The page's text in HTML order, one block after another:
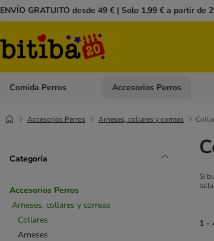
ENVÍO GRATUITO desde 49 € | Solo 1,99 € a partir de
Comida Perros Menú de categoria abierto:
Accesorios Perros
Accesorios Perros Arneses, collares y correas
Categoría
Accesorios Perros
Arneses, collares y correas
Collares
Arneses
Si
1 -